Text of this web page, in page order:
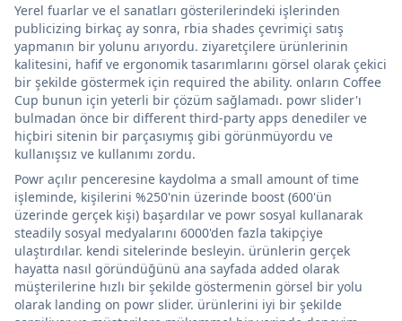
Yerel fuarlar ve el sanatları gösterilerindeki işlerinden
publicizing birkaç ay sonra, rbia shades çevrimiçi satış
yapmanın bir yolunu arıyordu. ziyaretçilere ürünlerinin
kalitesini, hafif ve ergonomik tasarımlarını görsel olarak çekici
bir şekilde göstermek için required the ability. onların Coffee
Cup bunun için yeterli bir çözüm sağlamadı. powr slider'ı
bulmadan önce bir different third-party apps denediler ve
hiçbiri sitenin bir parçasıymış gibi görünmüyordu ve
kullanışsız ve kullanımı zordu.
Powr açılır penceresine kaydolma a small amount of time
işleminde, kişilerini %250'nin üzerinde boost (600'ün
üzerinde gerçek kişi) başardılar ve powr sosyal kullanarak
steadily sosyal medyalarını 6000'den fazla takipçiye
ulaştırdılar. kendi sitelerinde besleyin. ürünlerin gerçek
hayatta nasıl göründüğünü ana sayfada added olarak
müşterilerine hızlı bir şekilde göstermenin görsel bir yolu
olarak landing on powr slider. ürünlerini iyi bir şekilde